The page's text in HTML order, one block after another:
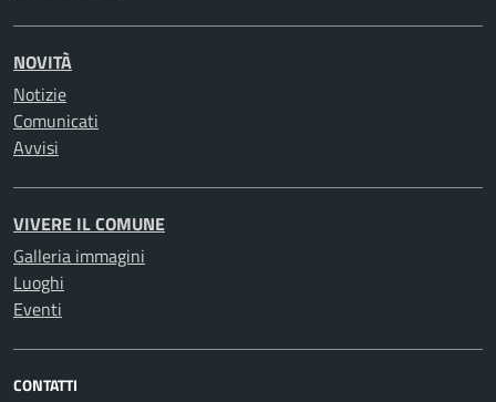
NOVITÀ
Notizie
Comunicati
Avvisi
VIVERE IL COMUNE
Galleria immagini
Luoghi
Eventi
CONTATTI